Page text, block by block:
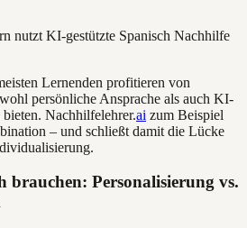
Lernenden profitieren von
persönliche Ansprache als auch KI-
Nachhilfelehrer.ai zum Beispiel
– und schließt damit die Lücke
brauchen: Personalisierung vs.